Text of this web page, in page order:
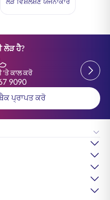
ਲੋੜ ਵਿਸ਼ਲੇਸ਼ਣ ਯੋਜਨਾਕਾਰ
ਲੋੜ ਹੈ?
'ਤੇ ਕਾਲ ਕਰੋ
9090
Previous
ਪ੍ਰਾਪਤ ਕਰੋ